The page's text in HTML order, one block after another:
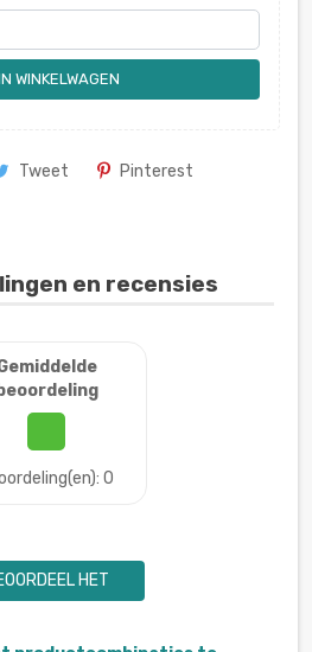
WINKELWAGEN
Tweet Pinterest
en recensies
beoordeling
0
HET